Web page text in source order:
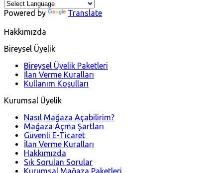
Powered by Translate
Hakkımızda
Bireysel Üyelik
Bireysel Üyelik Paketleri
İlan Verme Kuralları
Kullanım Koşulları
Kurumsal Üyelik
Nasıl Mağaza Açabilirim?
Mağaza Açma Şartları
Güvenli E-Ticaret
İlan Verme Kuralları
Hakkımızda
Sık Sorulan Sorular
Kurumsal Mağaza Paketleri